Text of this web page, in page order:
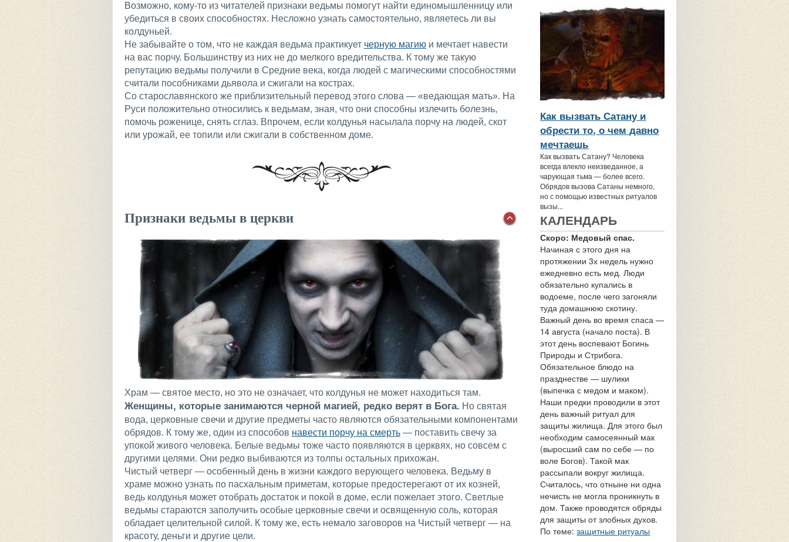
Возможно, кому-то из читателей признаки ведьмы помогут найти единомышленницу или
убедиться в своих способностях. Несложно узнать самостоятельно, являетесь ли вы
колдуньей.
Не забывайте о том, что не каждая ведьма практикует черную магию и мечтает навести
на вас порчу. Большинству из них не до мелкого вредительства. К тому же такую
репутацию ведьмы получили в Средние века, когда людей с магическими способностями
считали пособниками дьявола и сжигали на кострах.
Со старославянского же приблизительный перевод этого слова — «ведающая мать». На
Руси положительно относились к ведьмам, зная, что они способны излечить болезнь,
помочь роженице, снять сглаз. Впрочем, если колдунья насылала порчу на людей, скот
или урожай, ее топили или сжигали в собственном доме.
Признаки ведьмы в церкви
Храм — святое место, но это не означает, что колдунья не может находиться там.
Женщины, которые занимаются черной магией, редко верят в Бога. Но святая
вода, церковные свечи и другие предметы часто являются обязательными компонентами
обрядов. К тому же, один из способов навести порчу на смерть — поставить свечу за
упокой живого человека. Белые ведьмы тоже часто появляются в церквях, но совсем с
другими целями. Они редко выбиваются из толпы остальных прихожан.
Чистый четверг — особенный день в жизни каждого верующего человека. Ведьму в
храме можно узнать по пасхальным приметам, которые предостерегают от их козней,
ведь колдунья может отобрать достаток и покой в доме, если пожелает этого. Светлые
ведьмы стараются заполучить особые церковные свечи и освященную соль, которая
обладает целительной силой. К тому же, есть немало заговоров на Чистый четверг — на
красоту, деньги и другие цели.
Как вызвать Сатану и
обрести то, о чем давно
мечтаешь
Как вызвать Сатану? Человека
всегда влекло неизведанное, а
чарующая тьма — более всего.
Обрядов вызова Сатаны немного,
но с помощью известных ритуалов
вызы...
КАЛЕНДАРЬ
Скоро: Медовый спас.
Начиная с этого дня на
протяжении 3х недель нужно
ежедневно есть мед. Люди
обязательно купались в
водоеме, после чего загоняли
туда домашнюю скотину.
Важный день во время спаса —
14 августа (начало поста). В
этот день воспевают Богинь
Природы и Стрибога.
Обязательное блюдо на
празднестве — шулики
(выпечка с медом и маком).
Наши предки проводили в этот
день важный ритуал для
защиты жилища. Для этого был
необходим самосеянный мак
(выросший сам по себе — по
воле Богов). Такой мак
рассыпали вокруг жилища.
Считалось, что отныне ни одна
нечисть не могла проникнуть в
дом. Также проводятся обряды
для защиты от злобных духов.
По теме:защитные ритуалы